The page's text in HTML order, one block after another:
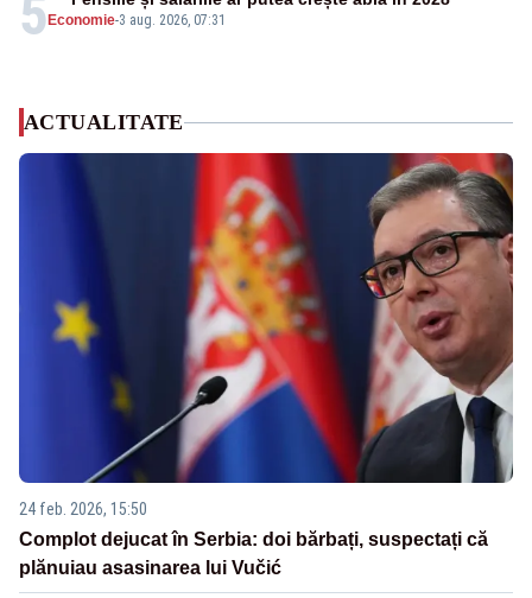
5 Economie-3 aug. 2026, 07:31
ACTUALITATE
24 feb. 2026, 15:50
Complot dejucat în Serbia: doi bărbați, suspectați că
plănuiau asasinarea lui Vučić